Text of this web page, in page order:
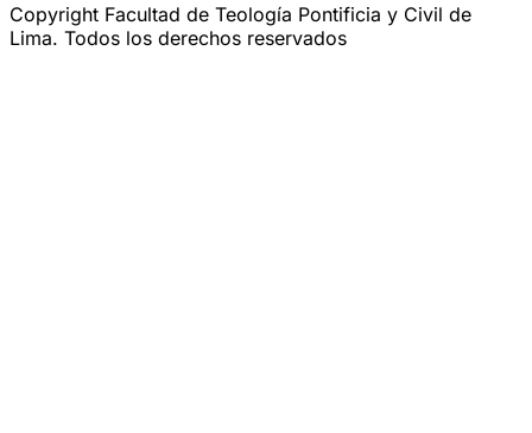
Copyright Facultad de Teología Pontificia y Civil de
Lima. Todos los derechos reservados